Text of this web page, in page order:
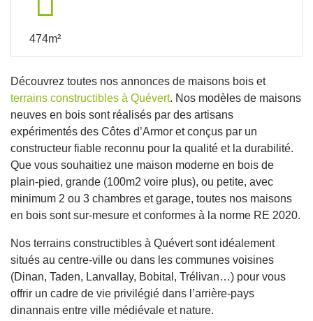
474m²
Découvrez toutes nos annonces de maisons bois et
terrains constructibles à Quévert. Nos modèles de maisons
neuves en bois sont réalisés par des artisans
expérimentés des Côtes d’Armor et conçus par un
constructeur fiable reconnu pour la qualité et la durabilité.
Que vous souhaitiez une maison moderne en bois de
plain-pied, grande (100m2 voire plus), ou petite, avec
minimum 2 ou 3 chambres et garage, toutes nos maisons
en bois sont sur-mesure et conformes à la norme RE 2020.
Nos terrains constructibles à Quévert sont idéalement
situés au centre-ville ou dans les communes voisines
(Dinan, Taden, Lanvallay, Bobital, Trélivan…) pour vous
offrir un cadre de vie privilégié dans l’arrière-pays
dinannais entre ville médiévale et nature.